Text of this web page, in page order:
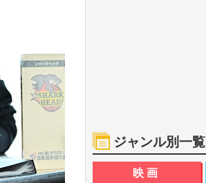
ジャンル別一覧
映画